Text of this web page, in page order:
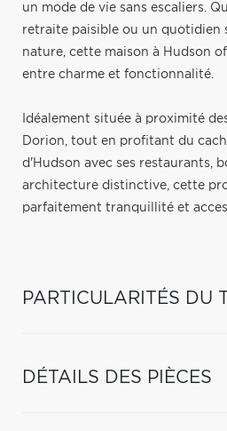
un mode de vie sans escaliers.
retraite paisible ou un quotidien
nature, cette maison à Hudson
entre charme et fonctionnalité.
Idéalement située à proximité
Dorion, tout en profitant du
d'Hudson avec ses restaurants,
architecture distinctive, cette
parfaitement tranquillité et
PARTICULARITÉS DU
DÉTAILS DES PIÈCES